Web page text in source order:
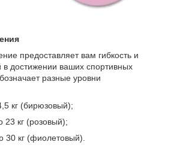
предоставляет вам гибкость и
достижении ваших спортивных
разные уровни
кг (бирюзовый);
23 кг (розовый);
30 кг (фиолетовый).